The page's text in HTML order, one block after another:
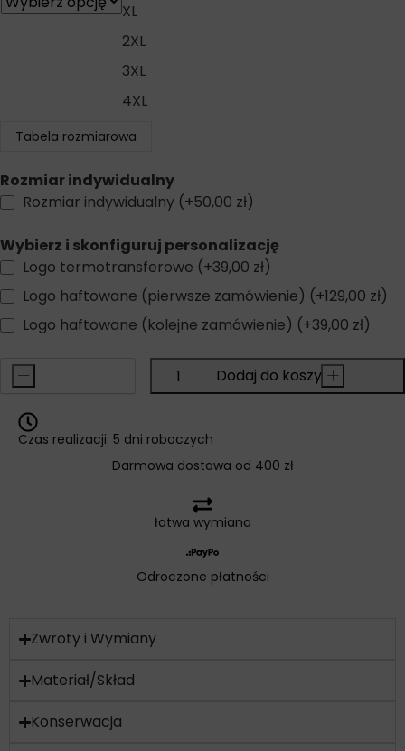
XL
2XL
3XL
4XL
Tabela rozmiarowa
Rozmiar indywidualny
Rozmiar indywidualny (+50,00 zł)
Wybierz i skonfiguruj personalizację
Logo termotransferowe (+39,00 zł)
Logo haftowane (pierwsze zamówienie) (+129,00 zł)
Logo haftowane (kolejne zamówienie) (+39,00 zł)
- +
Dodaj do koszyka
Czas realizacji: 5 dni roboczych
Darmowa dostawa od 400 zł
łatwa wymiana
Odroczone płatności
Zwroty i Wymiany
Materiał/Skład
Konserwacja